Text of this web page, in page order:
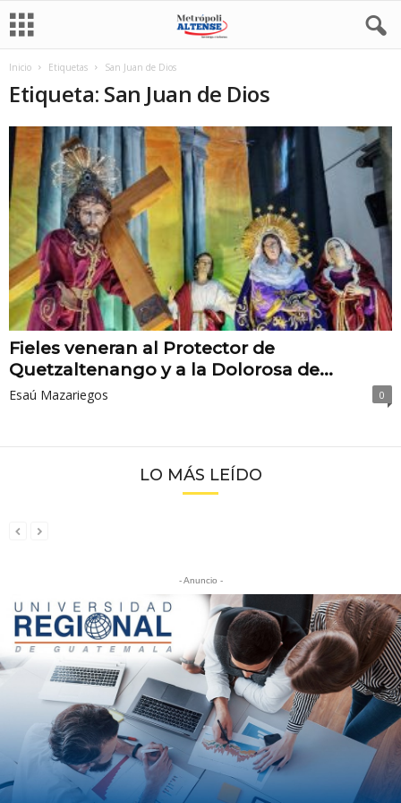
Inicio Etiquetas San Juan de Dios
Etiqueta: San Juan de Dios
Fieles veneran al Protector de
Quetzaltenango y a la Dolorosa de...
Esaú Mazariegos 0
LO MÁS LEÍDO
- Anuncio -